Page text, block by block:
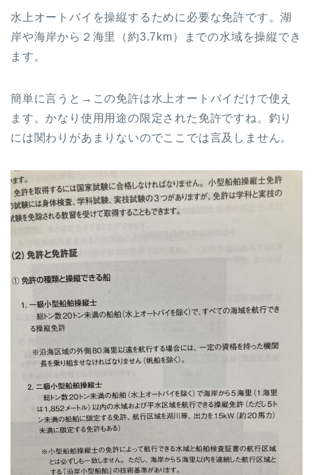
水上オートバイを操縦するために必要な免許です。湖
岸や海岸から２海里（約3.7km）までの水域を操縦でき
ます。
簡単に言うと→この免許は水上オートバイだけで使え
ます。かなり使用用途の限定された免許ですね。釣り
には関わりがあまりないのでここでは言及しません。